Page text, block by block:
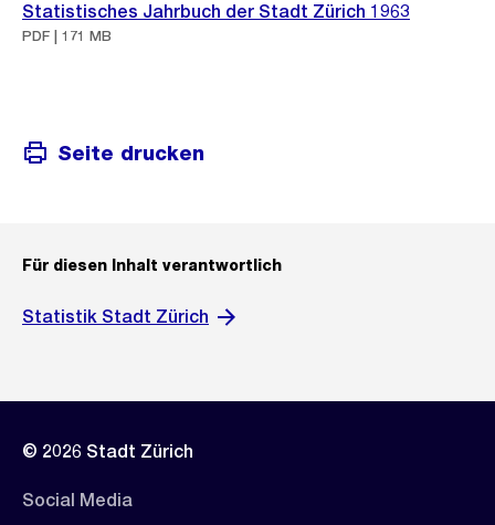
Statistisches Jahrbuch der Stadt Zürich 1963
PDF | 171 MB
Seite drucken
Für diesen Inhalt verantwortlich
Statistik Stadt Zürich
© 2026 Stadt Zürich
Social Media